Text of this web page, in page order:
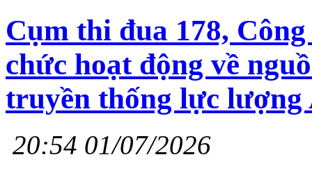
Cụm thi đua 178,
chức hoạt động về
truyền thống lực lượng
20:54 01/07/2026